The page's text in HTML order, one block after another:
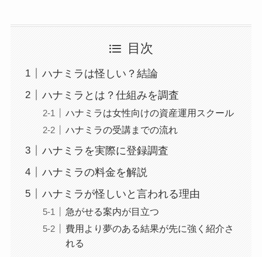
目次
ハナミラは怪しい？結論
ハナミラとは？仕組みを調査
ハナミラは女性向けの資産運用スクール
ハナミラの受講までの流れ
ハナミラを実際に登録調査
ハナミラの料金を解説
ハナミラが怪しいと言われる理由
急がせる案内が目立つ
費用より夢のある結果が先に強く紹介さ
れる